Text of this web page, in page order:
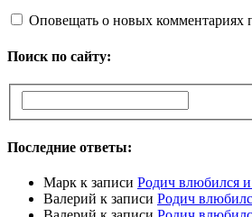
Оповещать о новых комментариях
Поиск по сайту:
Последние ответы:
Марк к записи Родич влюбился
Валерий к записи Родич